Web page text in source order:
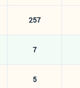
257
7
5